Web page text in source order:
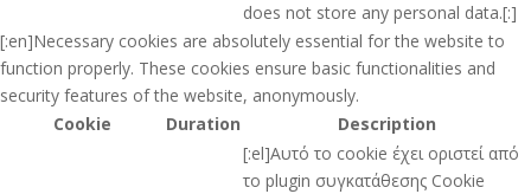
does not store any personal data.[:]
[:en]Necessary cookies are absolutely essential for the website to
function properly. These cookies ensure basic functionalities and
security features of the website, anonymously.
Cookie
Duration Description
[:el]Αυτό το cookie έχει οριστεί από
το plugin συγκατάθεσης Cookie